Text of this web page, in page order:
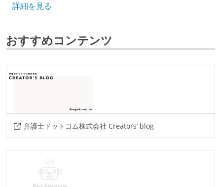
フレームワーク
データベース
mysql
redis
その他
opensearch
terraform
codebuild
gitlab-ci
github-actions
詳細を見る
おすすめコンテンツ
弁護士ドットコム株式会社 Creators’ blog